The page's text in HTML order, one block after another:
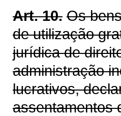
Art. 10. Os
de utilização
jurídica de
administração
lucrativos,
assentamentos